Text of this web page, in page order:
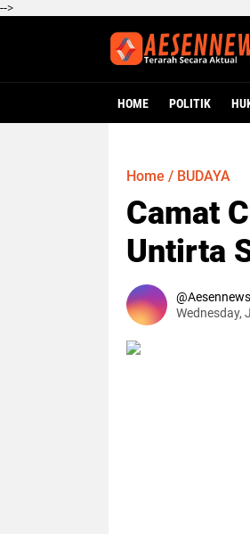
-->
HOME POLITIK
Home / BUDAYA
Camat
Untirta
Wednesday,